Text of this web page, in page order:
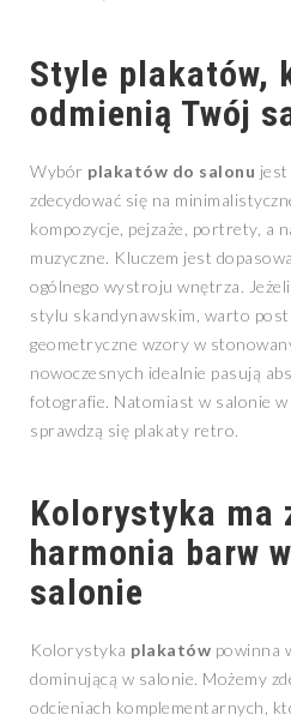
Style plakatów,
odmienią Twój
Wybór plakatów do salonu
zdecydować się na
kompozycje, pejzaże, portrety, a
muzyczne. Kluczem jest
ogólnego wystroju wnętrza.
stylu skandynawskim, warto
geometryczne wzory w
nowoczesnych idealnie pasują
fotografie. Natomiast w salonie
sprawdzą się plakaty retro.
Kolorystyka ma
harmonia barw
salonie
Kolorystyka plakatów powinna
dominującą w salonie. Możemy
odcieniach komplementarnych,